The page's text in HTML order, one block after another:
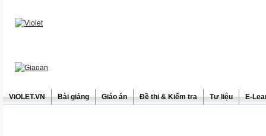
ViOLET.VN Bài giảng Giáo án Đề thi & Kiểm tra Tư liệu E-